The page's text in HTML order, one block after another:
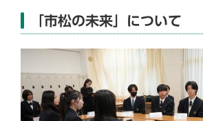
「市松の未来」について